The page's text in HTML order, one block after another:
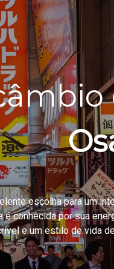
escolha para um
é conhecida por sua
e um estilo de vida